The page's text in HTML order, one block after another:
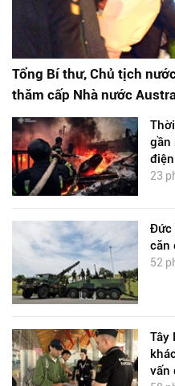
Tổng Bí thư, Chủ tịch
thăm cấp Nhà nước
gần
23
Đức
căn
52
Tây
vấn